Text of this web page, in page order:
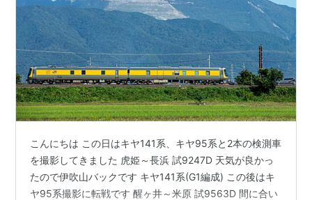
こんにちは この日はキヤ141系、キヤ95系と2本の検測車
を撮影してきました 虎姫～長浜 試9247D 天気が良かっ
たので伊吹山バックです キヤ141系(G1編成) この後はキ
ヤ95系撮影に転戦です 醒ヶ井～米原 試9563D 間に合い